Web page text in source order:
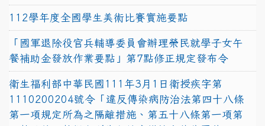
112學年度全國學生美術比賽實施要點
「國軍退除役官兵輔導委員會辦理榮民就學子女午
餐補助金發放作業要點」第7點修正規定發布令
衛生福利部中華民國111年3月1日衛授疾字第
1110200204號令「違反傳染病防治法第四十八條
第一項規定所為之隔離措施、第五十八條第一項第